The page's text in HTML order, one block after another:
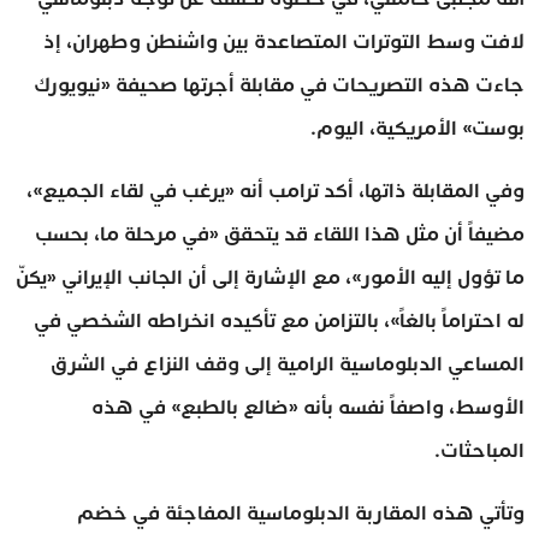
لافت وسط التوترات المتصاعدة بين واشنطن وطهران، إذ
جاءت هذه التصريحات في مقابلة أجرتها صحيفة «نيويورك
بوست» الأمريكية، اليوم.
وفي المقابلة ذاتها، أكد ترامب أنه «يرغب في لقاء الجميع»،
مضيفاً أن مثل هذا اللقاء قد يتحقق «في مرحلة ما، بحسب
ما تؤول إليه الأمور»، مع الإشارة إلى أن الجانب الإيراني «يكنّ
له احتراماً بالغاً»، بالتزامن مع تأكيده انخراطه الشخصي في
المساعي الدبلوماسية الرامية إلى وقف النزاع في الشرق
الأوسط، واصفاً نفسه بأنه «ضالع بالطبع» في هذه
المباحثات.
وتأتي هذه المقاربة الدبلوماسية المفاجئة في خضم